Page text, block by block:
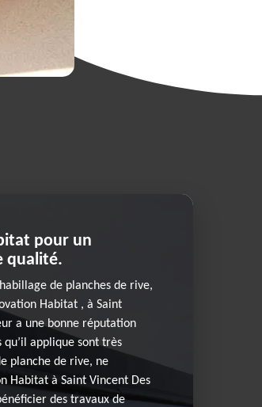
pour un
qualité.
de planches de rive,
Habitat , à Saint
a une bonne réputation
applique sont très
planche de rive, ne
Habitat à Saint Vincent Des
des travaux de